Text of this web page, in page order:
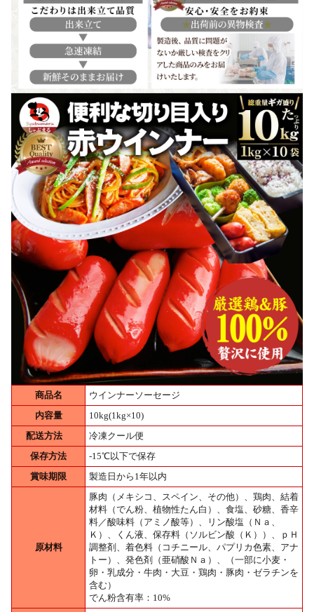
商品名
ウインナーソーセージ
内容量
10kg(1kg×10)
配送方法
冷凍クール便
保存方法
-15℃以下で保存
賞味期限
製造日から1年以内
原材料
豚肉（メキシコ、スペイン、その他）、鶏肉、結着
材料（でん粉、植物性たん白）、食塩、砂糖、香辛
料／酸味料（アミノ酸等）、リン酸塩（Ｎａ、
Ｋ）、くん液、保存料（ソルビン酸（Ｋ））、ｐＨ
調整剤、着色料（コチニール、パプリカ色素、アナ
トー）、発色剤（亜硝酸Ｎａ）、（一部に小麦・
卵・乳成分・牛肉・大豆・鶏肉・豚肉・ゼラチンを
含む）
でん粉含有率：10%